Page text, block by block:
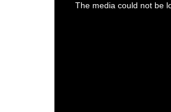
The media could not be